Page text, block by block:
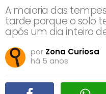
A maioria das
tarde porque o solo
após um dia inteiro
por Zona Curiosa
há 5 anos